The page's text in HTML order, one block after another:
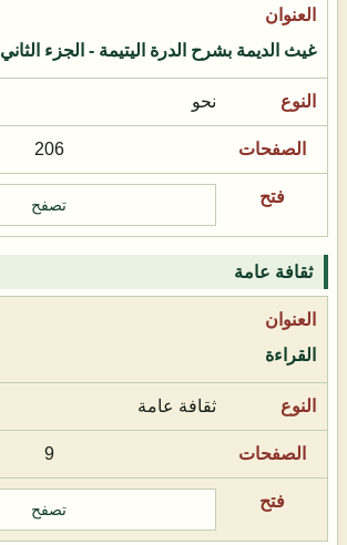
غيث الديمة بشرح الدرة اليتيمة - الجزء الثاني
نحو
206
تصفح
ثقافة عامة
القراءة
ثقافة عامة
9
تصفح